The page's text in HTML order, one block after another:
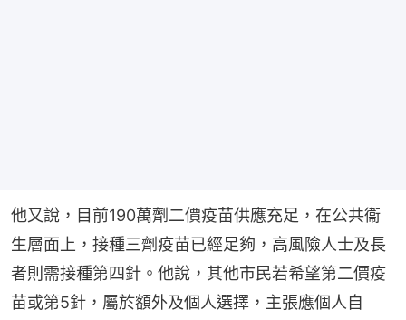
他又說，目前190萬劑二價疫苗供應充足，在公共衞
生層面上，接種三劑疫苗已經足夠，高風險人士及長
者則需接種第四針。他說，其他市民若希望第二價疫
苗或第5針，屬於額外及個人選擇，主張應個人自